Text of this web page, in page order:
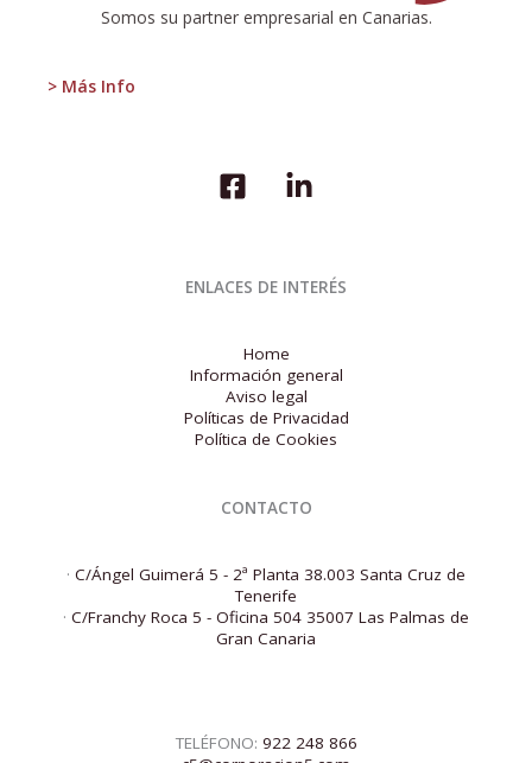
Somos su partner empresarial en Canarias.
> Más Info
ENLACES DE INTERÉS
Home
Información general
Aviso legal
Políticas de Privacidad
Política de Cookies
CONTACTO
· C/Ángel Guimerá 5 - 2ª Planta 38.003 Santa Cruz de
Tenerife
· C/Franchy Roca 5 - Oficina 504 35007 Las Palmas de
Gran Canaria
TELÉFONO: 922 248 866